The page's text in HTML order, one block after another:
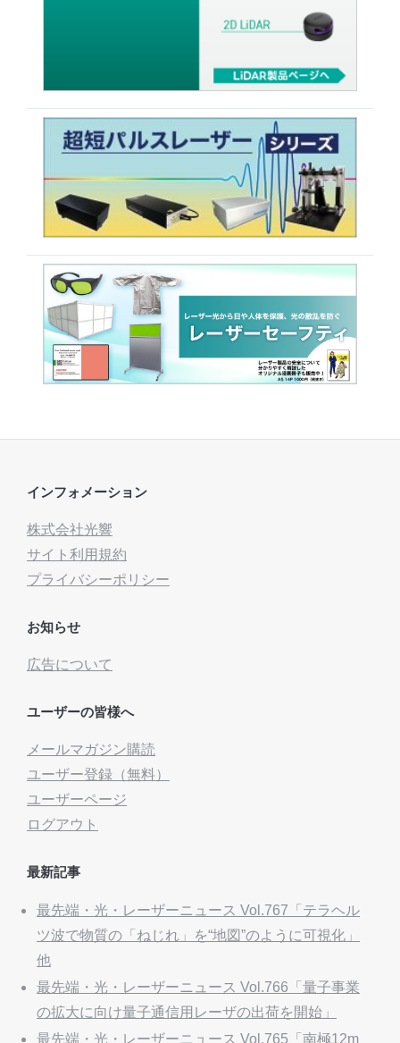
インフォメーション
株式会社光響
サイト利用規約
プライバシーポリシー
お知らせ
広告について
ユーザーの皆様へ
メールマガジン購読
ユーザー登録（無料）
ユーザーページ
ログアウト
最新記事
最先端・光・レーザーニュース Vol.767「テラヘル
ツ波で物質の「ねじれ」を“地図”のように可視化」
他
最先端・光・レーザーニュース Vol.766「量子事業
の拡大に向け量子通信用レーザの出荷を開始」
最先端・光・レーザーニュース Vol.765「南極12m